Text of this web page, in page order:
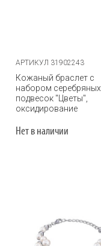
АРТИКУЛ 31902243
Кожаный браслет с
набором серебряных
подвесок "Цветы",
оксидирование
Нет в наличии